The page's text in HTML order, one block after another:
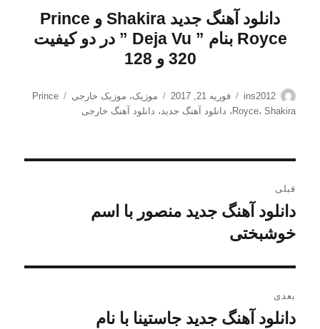
دانلود آهنگ جدید Shakira و Prince
Royce بنام ” Deja Vu
” در دو کیفیت
320 و 128
نویسنده
ins2012
ارسال
شده
فوریه 21, 2017 دسته‌ها
موزیک، موزیک خارجی برچسب‌ها
Prince
Royce، Shakira ، دانلود آهنگ جدید، دانلود آهنگ خارجی
نوشته
قبلی
نوشته
قبلی:
دانلود آهنگ جدید منصور با اسم
خوشبختی
بعدی
نوشته
دانلود آهنگ جدید جاستینا با نام